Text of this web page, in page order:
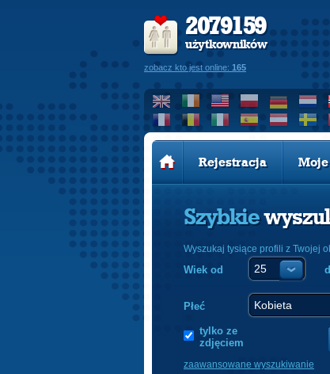
2079159
użytkowników
zobacz kto jest online: 165
Rejestracja Moje
Szybkie
Wyszukaj tysiące profili z Twojej
Wiek od
Płeć
tylko ze
zdjęciem
zaawansowane wyszukiwanie